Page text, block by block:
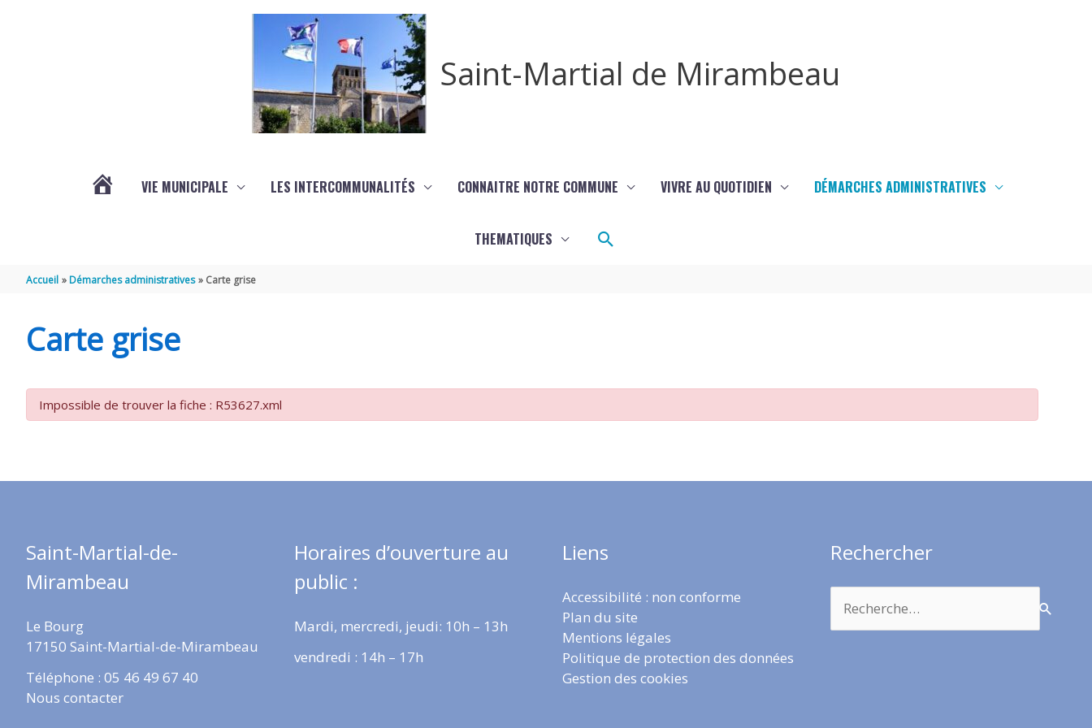
Saint-Martial de Mirambeau
VIE MUNICIPALE LES INTERCOMMUNALITÉS CONNAITRE NOTRE COMMUNE VIVRE AU QUOTIDIEN DÉMARCHES ADMINISTRATIVES
THEMATIQUES Rechercher
Accueil Démarches administratives Carte grise
Carte grise
Impossible de trouver la fiche : R53627.xml
Saint-Martial-de-
Mirambeau
Le Bourg
17150 Saint-Martial-de-Mirambeau
Téléphone : 05 46 49 67 40
Nous contacter
Horaires d’ouverture au
public :
Mardi, mercredi, jeudi: 10h – 13h
vendredi : 14h – 17h
Liens
Accessibilité : non conforme
Plan du site
Mentions légales
Politique de protection des données
Gestion des cookies
Rechercher